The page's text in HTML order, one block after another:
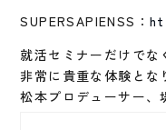
SUPERSAPIENSS：
就活セミナーだけでな
非常に貴重な体験とな
松本プロデューサー、